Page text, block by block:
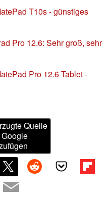
T10s - günstiges
Pro 12.6: Sehr groß, sehr
Pro 12.6 Tablet -
Quelle